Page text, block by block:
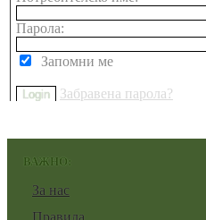
Парола:
Запомни ме
Забравена парола?
ВАЖНО:
За нас